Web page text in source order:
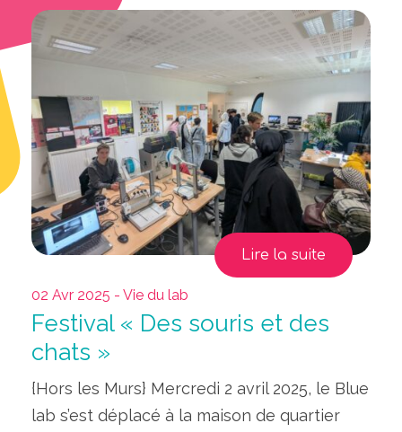
Lire la suite
02 Avr 2025 - Vie du lab
Festival « Des souris et des
chats »
{Hors les Murs} Mercredi 2 avril 2025, le Blue
lab s’est déplacé à la maison de quartier